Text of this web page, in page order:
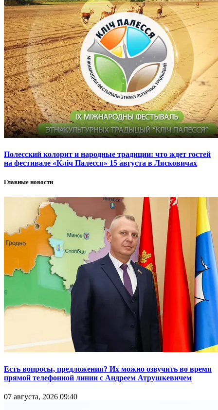
Полесский колорит и народные традиции: что ждет гостей
на фестивале «Кліч Палесся» 15 августа в Лясковичах
Главные новости
Есть вопросы, предложения? Их можно озвучить во время
прямой телефонной линии с Андреем Атрушкевичем
07 августа, 2026 09:40